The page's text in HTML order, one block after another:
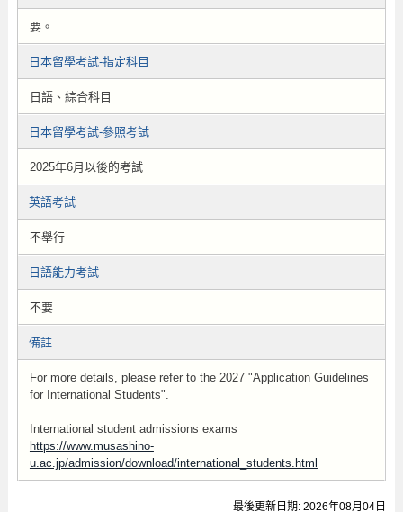
要。
日本留學考試-指定科目
日語、綜合科目
日本留學考試-參照考試
2025年6月以後的考試
英語考試
不舉行
日語能力考試
不要
備註
For more details, please refer to the 2027 "Application Guidelines
for International Students".
International student admissions exams
https://www.musashino-
u.ac.jp/admission/download/international_students.html
最後更新日期: 2026年08月04日